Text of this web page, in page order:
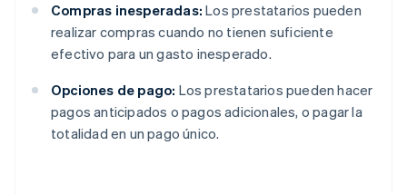
Compras inesperadas: Los prestatarios pueden
realizar compras cuando no tienen suficiente
efectivo para un gasto inesperado.
Opciones de pago: Los prestatarios pueden hacer
pagos anticipados o pagos adicionales, o pagar la
totalidad en un pago único.